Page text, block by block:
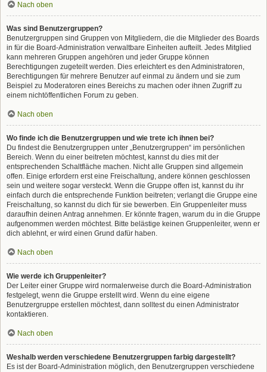
Nach oben
Was sind Benutzergruppen?
Benutzergruppen sind Gruppen von Mitgliedern, die die Mitglieder des Boards
in für die Board-Administration verwaltbare Einheiten aufteilt. Jedes Mitglied
kann mehreren Gruppen angehören und jeder Gruppe können
Berechtigungen zugeteilt werden. Dies erleichtert es den Administratoren,
Berechtigungen für mehrere Benutzer auf einmal zu ändern und sie zum
Beispiel zu Moderatoren eines Bereichs zu machen oder ihnen Zugriff zu
einem nichtöffentlichen Forum zu geben.
Nach oben
Wo finde ich die Benutzergruppen und wie trete ich ihnen bei?
Du findest die Benutzergruppen unter „Benutzergruppen“ im persönlichen
Bereich. Wenn du einer beitreten möchtest, kannst du dies mit der
entsprechenden Schaltfläche machen. Nicht alle Gruppen sind allgemein
offen. Einige erfordern erst eine Freischaltung, andere können geschlossen
sein und weitere sogar versteckt. Wenn die Gruppe offen ist, kannst du ihr
einfach durch die entsprechende Funktion beitreten; verlangt die Gruppe eine
Freischaltung, so kannst du dich für sie bewerben. Ein Gruppenleiter muss
daraufhin deinen Antrag annehmen. Er könnte fragen, warum du in die Gruppe
aufgenommen werden möchtest. Bitte belästige keinen Gruppenleiter, wenn er
dich ablehnt, er wird einen Grund dafür haben.
Nach oben
Wie werde ich Gruppenleiter?
Der Leiter einer Gruppe wird normalerweise durch die Board-Administration
festgelegt, wenn die Gruppe erstellt wird. Wenn du eine eigene
Benutzergruppe erstellen möchtest, dann solltest du einen Administrator
kontaktieren.
Nach oben
Weshalb werden verschiedene Benutzergruppen farbig dargestellt?
Es ist der Board-Administration möglich, den Benutzergruppen verschiedene